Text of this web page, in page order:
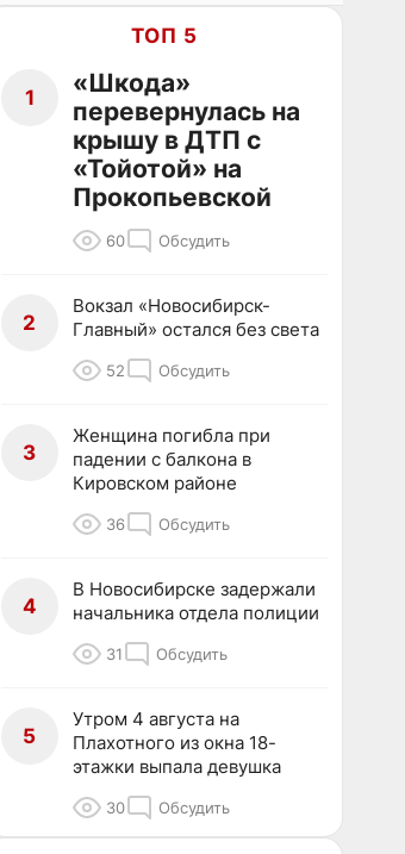
ТОП 5
1
«Шкода»
перевернулась на
крышу в ДТП с
«Тойотой» на
Прокопьевской
60 Обсудить
2
Вокзал «Новосибирск-
Главный» остался без света
52 Обсудить
3
Женщина погибла при
падении с балкона в
Кировском районе
36 Обсудить
4
В Новосибирске задержали
начальника отдела полиции
31 Обсудить
5
Утром 4 августа на
Плахотного из окна 18-
этажки выпала девушка
30 Обсудить